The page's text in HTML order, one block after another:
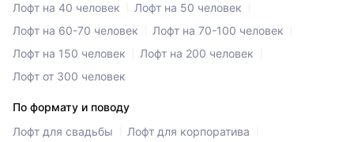
Лофт на 40 человек
Лофт на 50 человек
Лофт на 60-70 человек
Лофт на 70-100 человек
Лофт на 150 человек
Лофт на 200 человек
Лофт от 300 человек
По формату и поводу
Лофт для свадьбы
Лофт для корпоратива